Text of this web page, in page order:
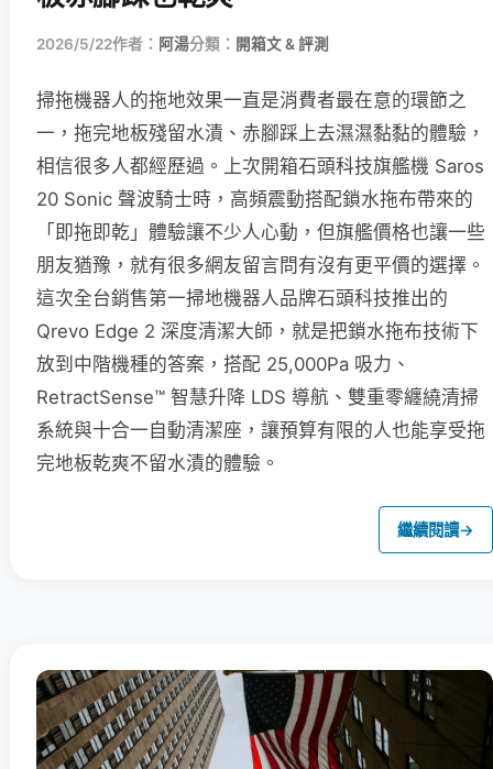
2026/5/22作者： 阿湯分類： 開箱文 & 評測
掃拖機器人的拖地效果一直是消費者最在意的環節之
一，拖完地板殘留水漬、赤腳踩上去濕濕黏黏的體驗，
相信很多人都經歷過。上次開箱石頭科技旗艦機 Saros
20 Sonic 聲波騎士時，高頻震動搭配鎖水拖布帶來的
「即拖即乾」體驗讓不少人心動，但旗艦價格也讓一些
朋友猶豫，就有很多網友留言問有沒有更平價的選擇。
這次全台銷售第一掃地機器人品牌石頭科技推出的
Qrevo Edge 2 深度清潔大師，就是把鎖水拖布技術下
放到中階機種的答案，搭配 25,000Pa 吸力、
RetractSense™ 智慧升降 LDS 導航、雙重零纏繞清掃
系統與十合一自動清潔座，讓預算有限的人也能享受拖
完地板乾爽不留水漬的體驗。
繼續閱讀→